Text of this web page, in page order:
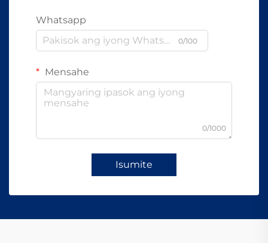
Whatsapp
0/100
Mensahe
0/1000
Isumite